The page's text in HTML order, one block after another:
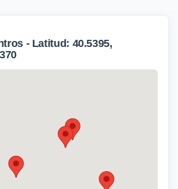
- Latitud: 40.5395,